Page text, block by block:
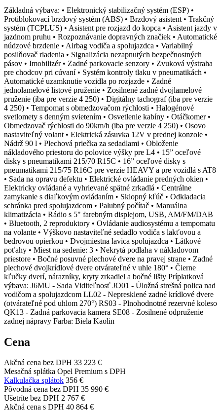
Základná výbava: • Elektronický stabilizačný systém (ESP) •
Protiblokovací brzdový systém (ABS) • Brzdový asistent • Trakčný
systém (TCPLUS) • Asistent pre rozjazd do kopca • Asistent jazdy v
jazdnom pruhu • Rozpoznávanie dopravných značiek • Automatické
núdzové brzdenie • Airbag vodiča a spolujazdca • Variabilný
posilňovač riadenia • Signalizácia nezapnutých bezpečnostných
pásov • Imobilizér • Zadné parkovacie senzory • Zvuková výstraha
pre chodcov pri cúvaní • Systém kontroly tlaku v pneumatikách •
Automatické uzamknutie vozidla po rozjazde • Zadné
jednolamelové listové pruženie • Zosilnené zadné dvojlamelové
pruženie (iba pre verzie 4 250) • Digitálny tachograf (iba pre verzie
4 250) • Tempomat s obmedzovačom rýchlosti • Halogénové
svetlomety s denným svietením • Osvetlenie kabíny • Otáčkomer •
Obmedzovač rýchlosti do 90km/h (iba pre verzie 4 250) • Osovo
nastaviteľný volant • Elektrická zásuvka 12V v prednej konzole •
Nádrž 90 l • Plechová priečka za sedadlami • Obloženie
nákladového priestoru do polovice výšky pre L4 • 15” oceľové
disky s pneumatikami 215/70 R15C • 16” oceľové disky s
pneumatikami 215/75 R16C pre verzie HEAVY a pre vozidlá s AT8
• Sada na opravu defektu • Elektrické ovládanie predných okien •
Elektricky ovládané a vyhrievané spätné zrkadlá • Centrálne
zamykanie s diaľkovým ovládaním • Sklopný kľúč • Odkladacia
schránka pred spolujazdcom • Palubný počítač • Manuálna
klimatizácia • Rádio s 5" farebným displejom, USB, AM/FM/DAB
• Bluetooth, 2 reproduktory • Ovládanie audiosystému a tempomatu
na volante • Výškovo nastaviteľné sedadlo vodiča s lakťovou a
bedrovou opierkou • Dvojmiestna lavica spolujazdca • Látkové
poťahy • Miest na sedenie: 3 • Nekrytá podlaha v nákladovom
priestore • Bočné posuvné plechové dvere na pravej strane • Zadné
plechové dvojkrídlové dvere otvárateľné v uhle 180° • Čierne
kľučky dverí, nárazníky, kryty zrkadiel a bočné lišty Príplatková
výbava: J6MU - Sada Viditeľnosť JO01 - Úložná strešná polica nad
vodičom a spolujazdcom LL02 - Nepresklené zadné krídlové dvere
(otvárateľné pod uhlom 270°) RS03 - Plnohodnotné rezervné koleso
QK13 - Zadná parkovacia kamera SE08 - Zosilnené odpruženie
zadnej nápravy Farba: Biela Kaolin
Cena
Akčná cena bez DPH 33 223 €
Mesačná splátka Opel Premium s DPH
Kalkulačka splátok 356 €
Pôvodná cena bez DPH 35 990 €
Ušetríte bez DPH 2 767 €
Akčná cena s DPH 40 864 €